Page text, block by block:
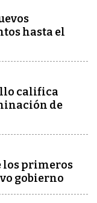
hasta el
califica
de
los primeros
gobierno